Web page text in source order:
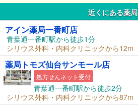
近くにある薬局
アイン薬局一番町店
青葉通一番町駅から徒歩1分
シリウス外科・内科クリニックから12m
薬局トモズ仙台サンモール店
処方せんネット受付
青葉通一番町駅から徒歩2分
シリウス外科・内科クリニックから87m